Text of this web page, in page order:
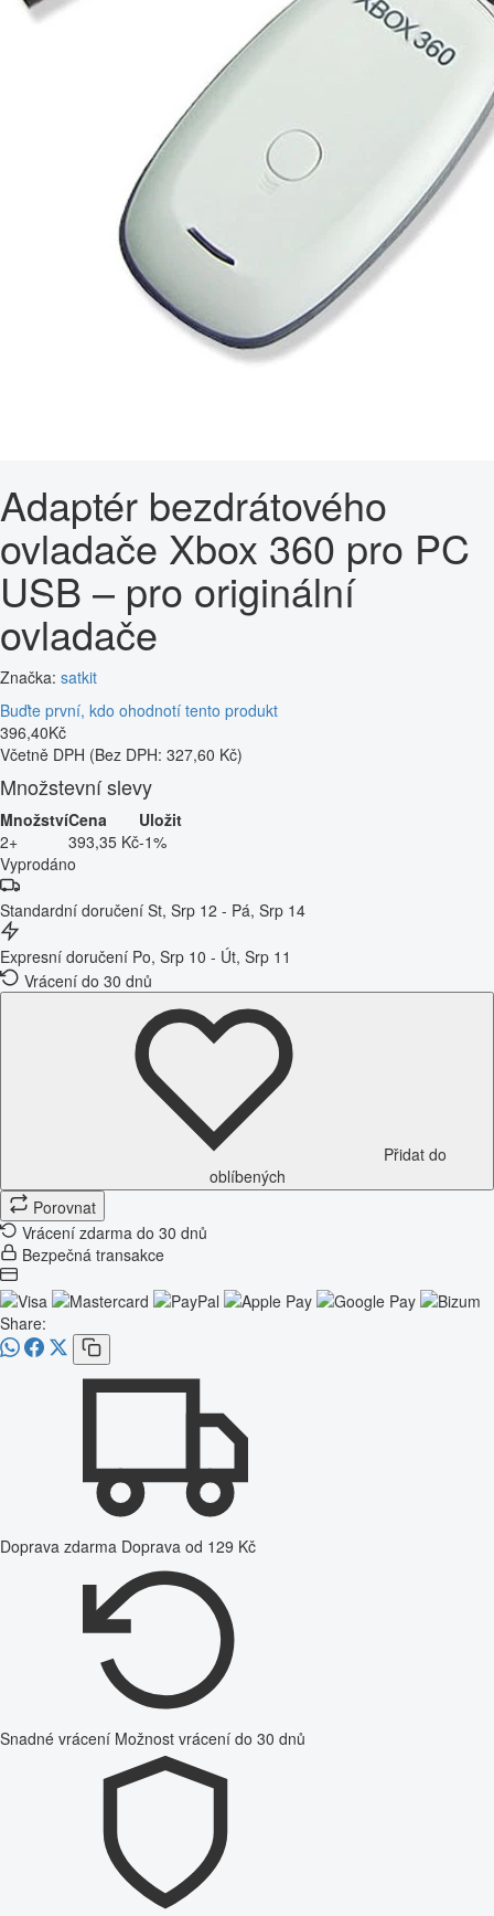
Adaptér bezdrátového
ovladače Xbox 360 pro PC
USB – pro originální
ovladače
Značka: satkit
Buďte první, kdo ohodnotí tento produkt
396,40Kč
Včetně DPH (Bez DPH: 327,60 Kč)
Množstevní slevy
MnožstvíCena
Uložit
2+
393,35 Kč-1%
Vyprodáno
Standardní doručení St, Srp 12 - Pá, Srp 14
Expresní doručení Po, Srp 10 - Út, Srp 11
Vrácení do 30 dnů
Přidat do
oblíbených
Porovnat
Vrácení zdarma do 30 dnů
Bezpečná transakce
Share:
Doprava zdarma Doprava od 129 Kč
Snadné vrácení Možnost vrácení do 30 dnů